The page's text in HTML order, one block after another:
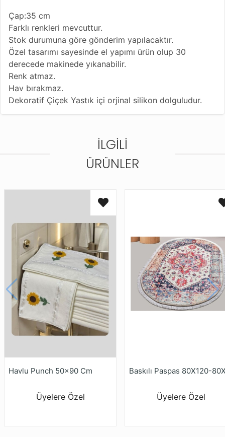
Çap:35 cm
Farklı renkleri mevcuttur.
Stok durumuna göre gönderim yapılacaktır.
Özel tasarımı sayesinde el yapımı ürün olup 30
derecede makinede yıkanabilir.
Renk atmaz.
Hav bırakmaz.
Dekoratif Çiçek Yastık içi orjinal silikon dolguludur.
İLGILI
ÜRÜNLER
Havlu Punch 50x90 Cm
Üyelere Özel Üyelere Özel